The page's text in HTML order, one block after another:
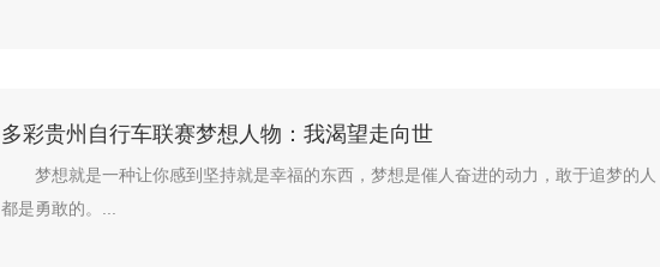
多彩贵州自行车联赛梦想人物：我渴望走向世
梦想就是一种让你感到坚持就是幸福的东西，梦想是催人奋进的动力，敢于追梦的人
都是勇敢的。...